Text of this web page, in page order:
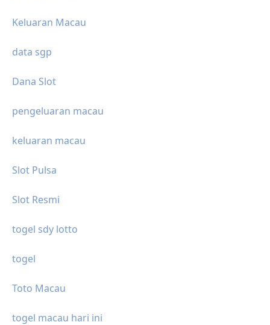
Keluaran Macau
data sgp
Dana Slot
pengeluaran macau
keluaran macau
Slot Pulsa
Slot Resmi
togel sdy lotto
togel
Toto Macau
togel macau hari ini